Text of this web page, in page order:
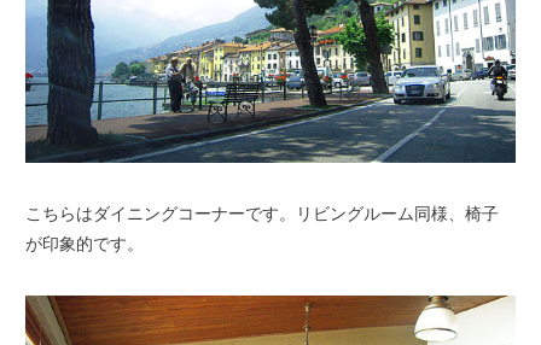
こちらはダイニングコーナーです。リビングルーム同様、椅子
が印象的です。